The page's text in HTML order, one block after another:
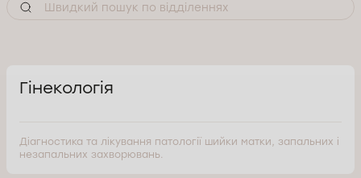
Гінекологія
Діагностика та лікування патології шийки матки, запальних і
незапальних захворювань.